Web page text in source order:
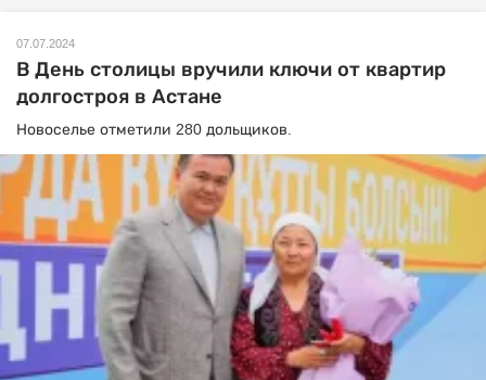
07.07.2024
В День столицы вручили ключи от квартир
долгостроя в Астане
Новоселье отметили 280 дольщиков.